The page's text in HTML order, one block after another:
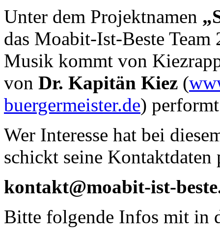
Unter dem Projektnamen
das Moabit-Ist-Beste
Musik kommt von
von Dr. Kapitän Kiez (
buergermeister.de)
Wer Interesse hat bei
schickt seine
kontakt@moabit-ist-
Bitte folgende Infos mit in